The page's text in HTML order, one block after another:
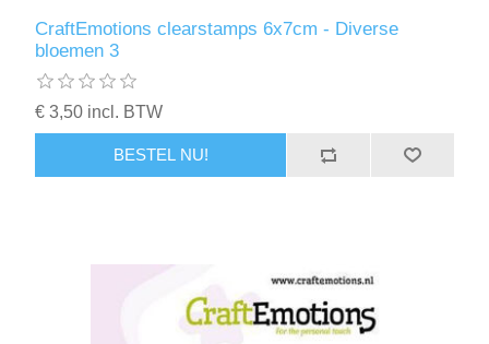
CraftEmotions clearstamps 6x7cm - Diverse
bloemen 3
€ 3,50 incl. BTW
BESTEL NU!